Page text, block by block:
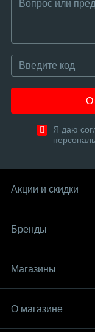
Я даю
Акции и скидки
Бренды
Магазины
О магазине